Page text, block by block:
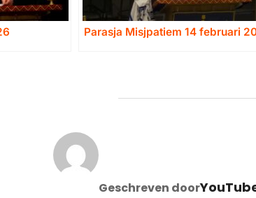
Parasja Misjpatiem 14 februari
Geschreven door